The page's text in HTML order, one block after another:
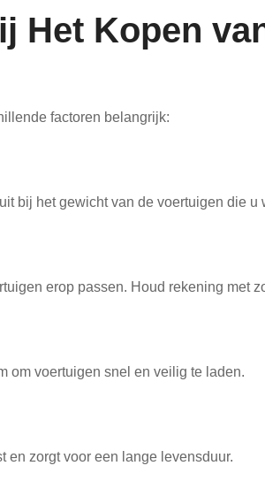
Het Kopen
factoren belangrijk:
bij het gewicht van de voertuigen die u
erop passen. Houd rekening met
om voertuigen snel en veilig te laden.
en zorgt voor een lange levensduur.